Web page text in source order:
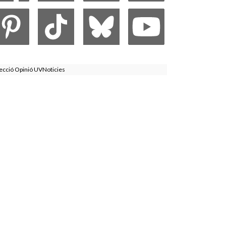
Opinió UVNoticies